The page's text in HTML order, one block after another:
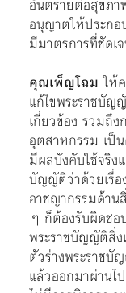
อันตรายต่อสุขภา
อนุญาตให้ประก
มีมาตรการที่ชัดเ
คุณเพ็ญโฉมให้
แก้ไขพระราชบั
เกี่ยวข้อง รวมถึ
อุตสาหกรรม เป็
มีผลบังคับใช้จริง
บัญญัติว่าด้วยเรื่อ
อาชญากรรมด้าน
ๆ ก็ต้องรับผิดชอ
พระราชบัญญัติสิ่ง
ตัวร่างพระราช
แล้วออกมาผ่าน